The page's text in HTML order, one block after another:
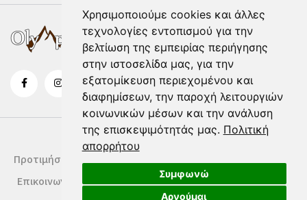
Χρησιμοποιούμε cookies και άλλες
τεχνολογίες εντοπισμού για την
βελτίωση της εμπειρίας περιήγησης
στην ιστοσελίδα μας, για την
εξατομίκευση περιεχομένου και
διαφημίσεων, την παροχή λειτουργιών
κοινωνικών μέσων και την ανάλυση
της επισκεψιμότητάς μας. Πολιτική
απορρήτου
Συμφωνώ
Αρνούμαι
Προτιμήσεις Cookies Δήλωση Cookies Όροι Χρήσης
Επικοινωνία